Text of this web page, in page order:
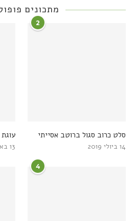
מתכונים
13 באפריל 2019
2
סלט כרוב סגול ברוטב אסייתי
14 ביולי 2019
4